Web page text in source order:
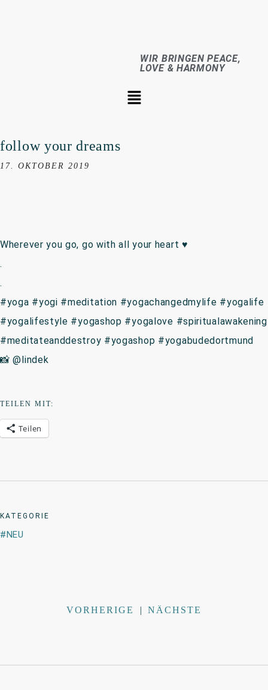
WIR BRINGEN PEACE,
LOVE & HARMONY
follow your dreams
17. OKTOBER 2019
Wherever you go, go with all your heart ♥️
.
.
#yoga #yogi #meditation #yogachangedmylife #yogalife
#yogalifestyle #yogashop #yogalove #spiritualawakening
#meditateanddestroy #yogashop #yogabudedortmund
📸 @lindek
TEILEN MIT:
Teilen
KATEGORIE
NEU
VORHERIGE | NÄCHSTE